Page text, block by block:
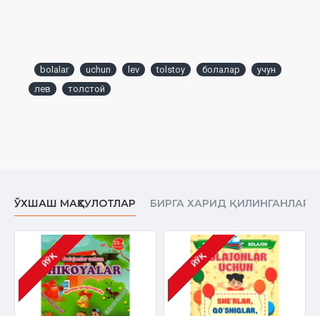
bolalar uchun lev tolstoy болалар
учун
лев
толстой
ЎХШАШ МАҲСУЛОТЛАР БИРГА ХАРИД ҚИЛИНГАНЛАР
ЙЎҚ ЙЎҚ